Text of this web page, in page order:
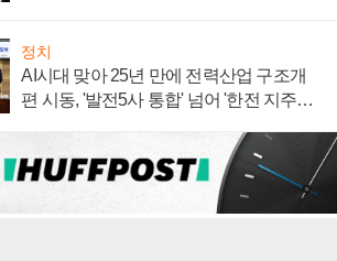
정치
AI시대 맞아 25년 만에 전력산업 구조개
편 시동, '발전5사 통합' 넘어 '한전 지주사'